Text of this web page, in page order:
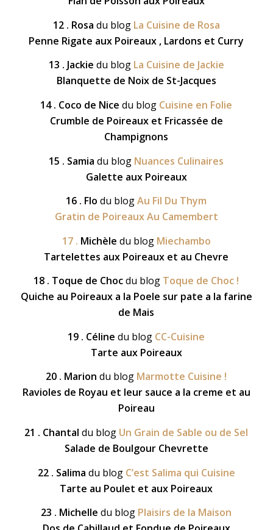
12 . Rosa du blog La Cuisine de Rosa
Penne Rigate aux Poireaux , Lardons et Curry
13 . Jackie du blog La Cuisine de Jackie
Blanquette de Noix de St-Jacques
14 . Coco de Nicedu blog Cuisine en Folie
Crumble de Poireaux et Fricassée de
Champignons
15 . Samiadu blog Nuances Culinaires
Galette aux Poireaux
16 . Flodu blogAu Fil Du Thym
Gratin de Poireaux Au Camembert
17 . Michèle du blog Miechambo
Tartelettes aux Poireaux et au Chevre
18 . Toque de Chocdu blog Toque de Choc !
Quiche au Poireaux a la Poele sur pate a la farine
de Mais
19 . Célinedu blog CC-Cuisine
Tarte aux Poireaux
20 . Mariondu blog Marmotte Cuisine !
Ravioles de Royau et leur sauce a la creme et au
Poireau
21 . Chantaldu blog Un Grain de Sable ou de Sel
Salade de Boulgour Chevrette
22 . Salima du blog C’est Salima qui Cuisine
Tarte au Poulet et aux Poireaux
23 . Michelledu blog Plaisirs de la Maison